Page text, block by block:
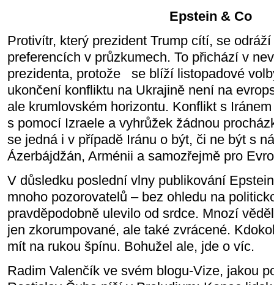
Epstein & Co
Protivítr, který prezident Trump cítí, se
preferencích v průzkumech. To přichází v
prezidenta, protože se blíží listopadové
ukončení konfliktu na Ukrajině není na
ale krumlovském horizontu. Konflikt s
s pomocí Izraele a vyhrůžek žádnou
se jedná i v případě Iránu o být, či ne být s
Ázerbájdžán, Arménii a samozřejmě pro
V důsledku poslední vlny publikování
mnoho pozorovatelů – bez ohledu na
pravděpodobně ulevilo od srdce. Mnozí
jen zkorumpované, ale také zvrácené.
mít na rukou špínu. Bohužel ale, jde o víc.
Radim Valenčík ve svém blogu-Vize, jakou